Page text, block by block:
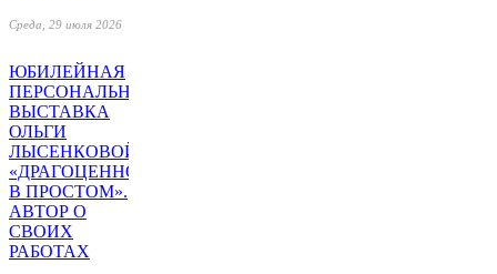
Среда, 29 июля 2026
ЮБИЛЕЙНАЯ
ПЕРСОНАЛЬНАЯ
ВЫСТАВКА
ОЛЬГИ
ЛЫСЕНКОВОЙ
«ДРАГОЦЕННОЕ
В ПРОСТОМ».
АВТОР О
СВОИХ
РАБОТАХ